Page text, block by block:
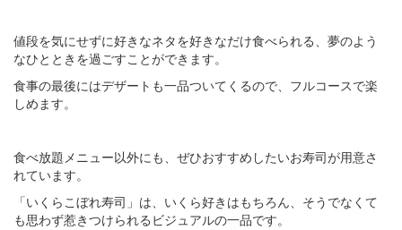
値段を気にせずに好きなネタを好きなだけ食べられる、夢のよう
なひとときを過ごすことができます。
食事の最後にはデザートも一品ついてくるので、フルコースで楽
しめます。
食べ放題メニュー以外にも、ぜひおすすめしたいお寿司が用意さ
れています。
「いくらこぼれ寿司」は、いくら好きはもちろん、そうでなくて
も思わず惹きつけられるビジュアルの一品です。